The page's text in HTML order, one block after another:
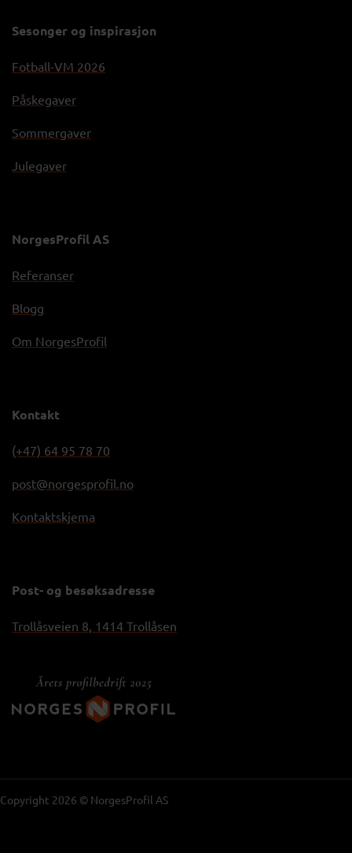
Sesonger og inspirasjon
Fotball-VM 2026
Påskegaver
Sommergaver
Julegaver
NorgesProfil AS
Referanser
Blogg
Om NorgesProfil
Kontakt
(+47) 64 95 78 70
post@norgesprofil.no
Kontaktskjema
Post- og besøksadresse
Trollåsveien 8, 1414 Trollåsen
Copyright 2026 © NorgesProfil AS